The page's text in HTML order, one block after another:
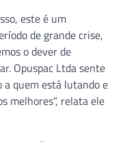
este é um
de grande crise,
o dever de
Opuspac Ltda sente
a quem está lutando e
melhores”, relata ele